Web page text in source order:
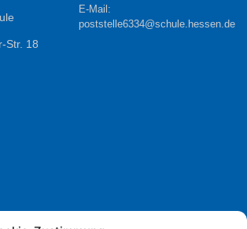
Str. 18
E-Mail:
poststelle6334@schule.hessen.de